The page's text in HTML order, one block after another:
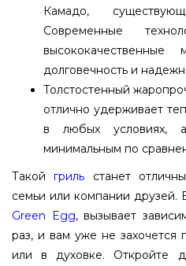
Камадо,
Современные
высококачественные
долговечность и
Толстостенный
отлично удерживает
в любых условиях,
минимальным по
Такойгриль станет
семьи или компании друзей.
Green Egg, вызывает
раз, и вам уже не захочется
или в духовке. Откройте